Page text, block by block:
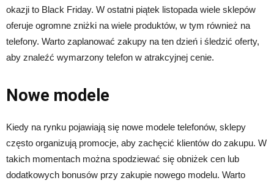
okazji to Black Friday. W ostatni piątek listopada wiele sklepów
oferuje ogromne zniżki na wiele produktów, w tym również na
telefony. Warto zaplanować zakupy na ten dzień i śledzić oferty,
aby znaleźć wymarzony telefon w atrakcyjnej cenie.
Nowe modele
Kiedy na rynku pojawiają się nowe modele telefonów, sklepy
często organizują promocje, aby zachęcić klientów do zakupu. W
takich momentach można spodziewać się obniżek cen lub
dodatkowych bonusów przy zakupie nowego modelu. Warto